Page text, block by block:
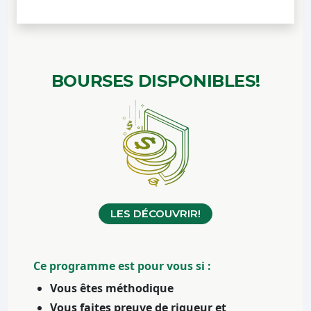
BOURSES DISPONIBLES!
LES DÉCOUVRIR!
Ce programme est pour vous si :
Vous êtes méthodique
Vous faites preuve de rigueur et